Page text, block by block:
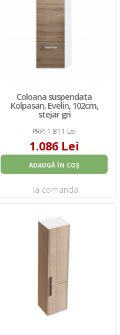
Coloana suspendata
Kolpasan, Evelin, 102cm,
stejar gri
PRP: 1.811 Lei
1.086 Lei
ADAUGĂ ÎN COȘ
la comanda